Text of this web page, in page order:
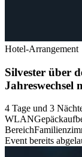
Hotel-Arrangement
Silvester über
Jahreswechsel
4 Tage und 3
WLAN
Bereich
Event bereits